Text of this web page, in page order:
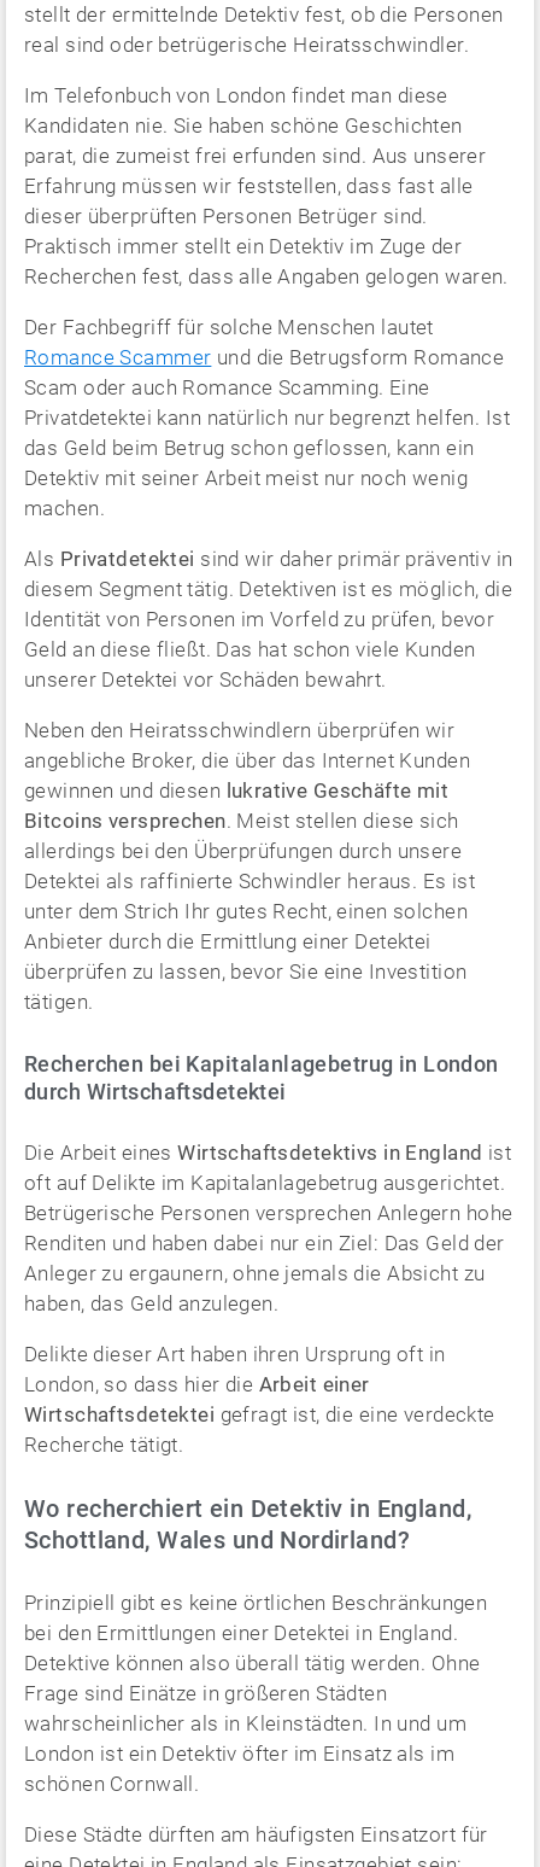
stellt der ermittelnde Detektiv fest, ob die Personen
real sind oder betrügerische Heiratsschwindler.
Im Telefonbuch von London findet man diese
Kandidaten nie. Sie haben schöne Geschichten
parat, die zumeist frei erfunden sind. Aus unserer
Erfahrung müssen wir feststellen, dass fast alle
dieser überprüften Personen Betrüger sind.
Praktisch immer stellt ein Detektiv im Zuge der
Recherchen fest, dass alle Angaben gelogen waren.
Der Fachbegriff für solche Menschen lautet
Romance Scammer und die Betrugsform Romance
Scam oder auch Romance Scamming. Eine
Privatdetektei kann natürlich nur begrenzt helfen. Ist
das Geld beim Betrug schon geflossen, kann ein
Detektiv mit seiner Arbeit meist nur noch wenig
machen.
Als Privatdetektei sind wir daher primär präventiv in
diesem Segment tätig. Detektiven ist es möglich, die
Identität von Personen im Vorfeld zu prüfen, bevor
Geld an diese fließt. Das hat schon viele Kunden
unserer Detektei vor Schäden bewahrt.
Neben den Heiratsschwindlern überprüfen wir
angebliche Broker, die über das Internet Kunden
gewinnen und diesen lukrative Geschäfte mit
Bitcoins versprechen. Meist stellen diese sich
allerdings bei den Überprüfungen durch unsere
Detektei als raffinierte Schwindler heraus. Es ist
unter dem Strich Ihr gutes Recht, einen solchen
Anbieter durch die Ermittlung einer Detektei
überprüfen zu lassen, bevor Sie eine Investition
tätigen.
Recherchen bei Kapitalanlagebetrug in London
durch Wirtschaftsdetektei
Die Arbeit einesWirtschaftsdetektivs in England ist
oft auf Delikte im Kapitalanlagebetrug ausgerichtet.
Betrügerische Personen versprechen Anlegern hohe
Renditen und haben dabei nur ein Ziel: Das Geld der
Anleger zu ergaunern, ohne jemals die Absicht zu
haben, das Geld anzulegen.
Delikte dieser Art haben ihren Ursprung oft in
London, so dass hier die Arbeit einer
Wirtschaftsdetektei gefragt ist, die eine verdeckte
Recherche tätigt.
Wo recherchiert ein Detektiv in England,
Schottland, Wales und Nordirland?
Prinzipiell gibt es keine örtlichen Beschränkungen
bei den Ermittlungen einer Detektei in England.
Detektive können also überall tätig werden. Ohne
Frage sind Einätze in größeren Städten
wahrscheinlicher als in Kleinstädten. In und um
London ist ein Detektiv öfter im Einsatz als im
schönen Cornwall.
Diese Städte dürften am häufigsten Einsatzort für